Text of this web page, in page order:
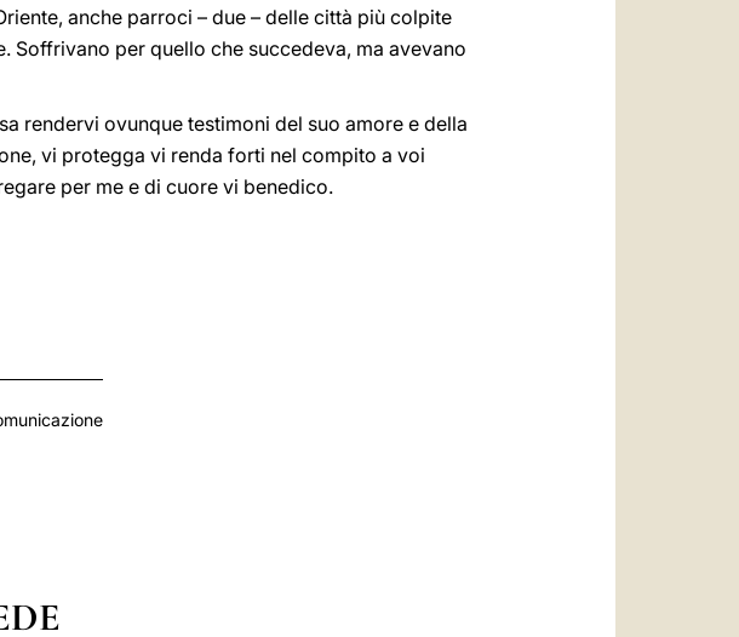
anche parroci – due – delle città più colpite
Soffrivano per quello che succedeva, ma avevano
rendervi ovunque testimoni del suo amore e della
vi protegga vi renda forti nel compito a voi
per me e di cuore vi benedico.